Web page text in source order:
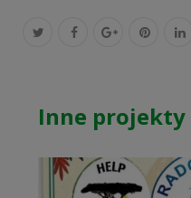
Inne projekty